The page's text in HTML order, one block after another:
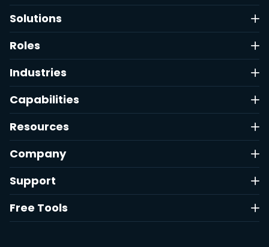
Solutions
Roles
Industries
Capabilities
Resources
Company
Support
Free Tools